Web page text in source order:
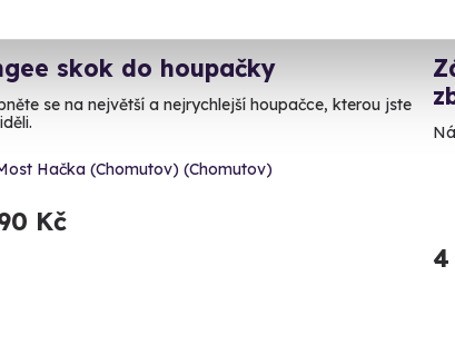
skok do houpačky
se na největší a nejrychlejší houpačce, kterou jste
Hačka (Chomutov) (Chomutov)
Kč
4